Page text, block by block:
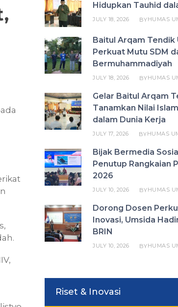
Hidupkan Tauhid
JULY 18, 2026 BYHUMAS
Baitul Arqam Tendik
Perkuat Mutu SDM
Bermuhammadiyah
JULY 18, 2026 BYHUMAS
Gelar Baitul Arqam
Tanamkan Nilai
dalam Dunia Kerja
JULY 17, 2026 BYHUMAS
Bijak Bermedia
Penutup Rangkaian
2026
JULY 10, 2026 BYHUMAS
Dorong Dosen
Inovasi, Umsida
BRIN
JULY 10, 2026 BYHUMAS
Riset & Inovasi